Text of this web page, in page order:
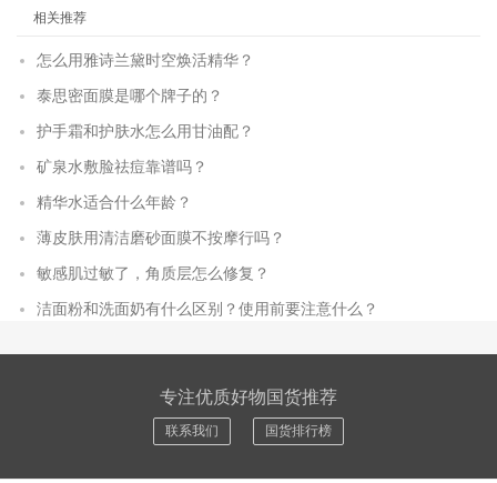
相关推荐
怎么用雅诗兰黛时空焕活精华？
泰思密面膜是哪个牌子的？
护手霜和护肤水怎么用甘油配？
矿泉水敷脸祛痘靠谱吗？
精华水适合什么年龄？
薄皮肤用清洁磨砂面膜不按摩行吗？
敏感肌过敏了，角质层怎么修复？
洁面粉和洗面奶有什么区别？使用前要注意什么？
专注优质好物国货推荐
联系我们 国货排行榜